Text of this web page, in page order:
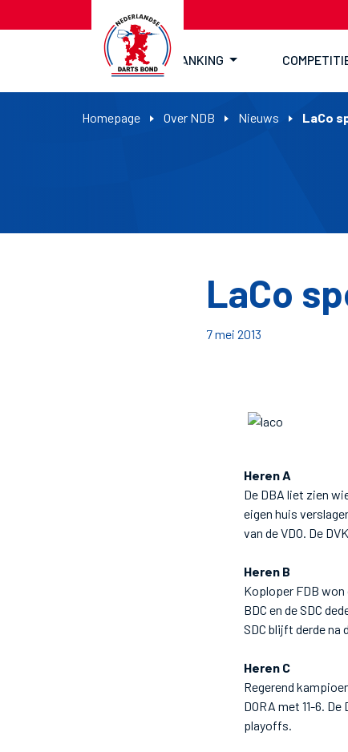
RANKING
Homepage Over NDB Nieuws LaCo
LaCo
7 mei 2013
Heren A
De DBA liet zien
eigen huis
van de VDO. De
Heren B
Koploper FDB
BDC en de SDC
SDC blijft derde na
Heren C
Regerend
DORA met 11-6.
playoffs.